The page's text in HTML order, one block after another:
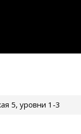
5, уровни 1-3